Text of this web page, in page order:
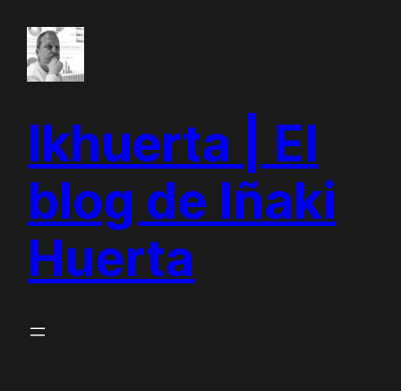
contenido
Ikhuerta | El
blog de Iñaki
Huerta